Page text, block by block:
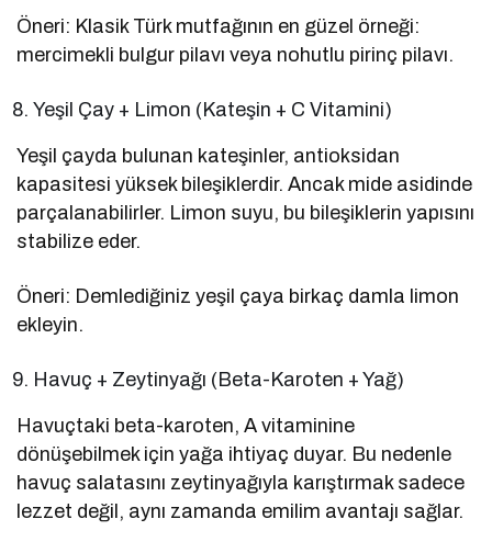
Öneri: Klasik Türk mutfağının en güzel örneği:
mercimekli bulgur pilavı veya nohutlu pirinç pilavı.
Yeşil Çay + Limon (Kateşin + C Vitamini)
Yeşil çayda bulunan kateşinler, antioksidan
kapasitesi yüksek bileşiklerdir. Ancak mide asidinde
parçalanabilirler. Limon suyu, bu bileşiklerin yapısını
stabilize eder.
Öneri: Demlediğiniz yeşil çaya birkaç damla limon
ekleyin.
Havuç + Zeytinyağı (Beta-Karoten + Yağ)
Havuçtaki beta-karoten, A vitaminine
dönüşebilmek için yağa ihtiyaç duyar. Bu nedenle
havuç salatasını zeytinyağıyla karıştırmak sadece
lezzet değil, aynı zamanda emilim avantajı sağlar.